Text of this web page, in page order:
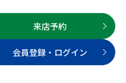
来店予約
会員登録・ログイン